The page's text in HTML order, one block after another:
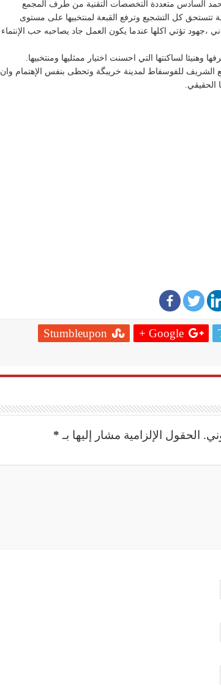
السادس متعددة التخصصات التقنية من طرف المجمع
كل التشجيع وترفع القبعة لمنتخبيها على مستوى
،جهود تؤتي اكلها عندما يكون العمل جاد يصاحبه حب الإنتماء
وهنيئا لساكنتها التي احسنت اختيار ممثليها ومنتخبيها.
الشريف للفوسفاط لمدينة خريبگة وتحظى بنفس الإهتمام وان
الحقيقي.
Google +
Stumbleupon
الحقول الإلزامية مشار إليها بـ *